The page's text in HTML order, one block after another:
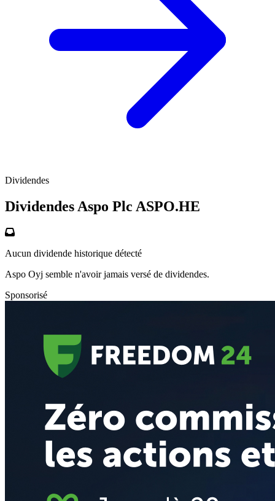
Dividendes
Dividendes Aspo Plc ASPO.HE
Aucun dividende historique détecté
Aspo Oyj semble n'avoir jamais versé de dividendes.
Sponsorisé